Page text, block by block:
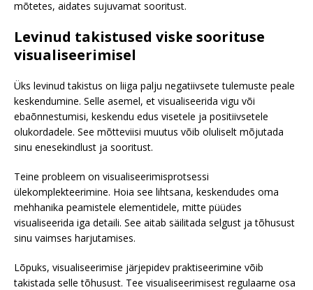
mõtetes, aidates sujuvamat sooritust.
Levinud takistused viske soorituse
visualiseerimisel
Üks levinud takistus on liiga palju negatiivsete tulemuste peale
keskendumine. Selle asemel, et visualiseerida vigu või
ebaõnnestumisi, keskendu edus visetele ja positiivsetele
olukordadele. See mõtteviisi muutus võib oluliselt mõjutada
sinu enesekindlust ja sooritust.
Teine probleem on visualiseerimisprotsessi
ülekomplekteerimine. Hoia see lihtsana, keskendudes oma
mehhanika peamistele elementidele, mitte püüdes
visualiseerida iga detaili. See aitab säilitada selgust ja tõhusust
sinu vaimses harjutamises.
Lõpuks, visualiseerimise järjepidev praktiseerimine võib
takistada selle tõhusust. Tee visualiseerimisest regulaarne osa